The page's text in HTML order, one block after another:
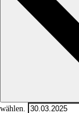
wählen.